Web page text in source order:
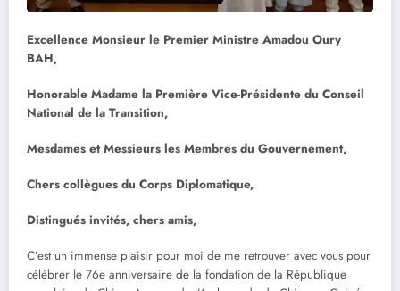
Excellence Monsieur le Premier Ministre Amadou Oury
BAH,
Honorable Madame la Première Vice-Présidente du Conseil
National de la Transition,
Mesdames et Messieurs les Membres du Gouvernement,
Chers collègues du Corps Diplomatique,
Distingués invités, chers amis,
C’est un immense plaisir pour moi de me retrouver avec vous pour
célébrer le 76e anniversaire de la fondation de la République